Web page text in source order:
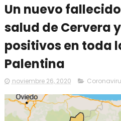
Un nuevo
salud de Cervera
positivos en toda
Palentina
noviembre 26, 2020